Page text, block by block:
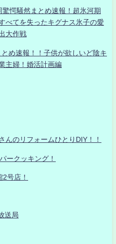
愕騒然まとめ速報！超氷河期
べてを失ったキグナス氷子の愛
大作戦
め速報！！子供が欲しいど陰キ
主婦！婚活計画編
んのリフォームひとりDIY！！
ークッキング！
号店！
送局